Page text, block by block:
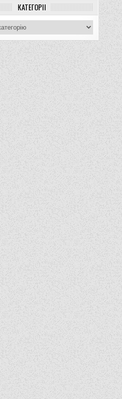
КАТЕГОРІЇ